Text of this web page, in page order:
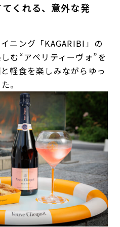
くれる、意外な発
ニング「KAGARIBI」の
む“アペリティーヴォ”を
軽食を楽しみながらゆっ
。